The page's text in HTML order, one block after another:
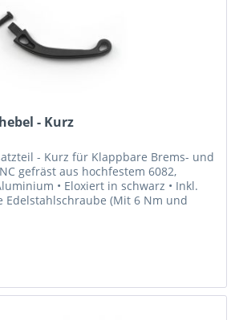
- Kurz
- Kurz für Klappbare Brems- und
gefräst aus hochfestem 6082,
• Eloxiert in schwarz • Inkl.
Edelstahlschraube (Mit 6 Nm und